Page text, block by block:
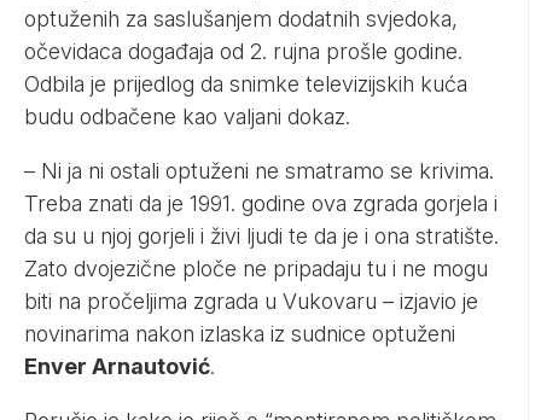
optuženih za saslušanjem dodatnih svjedoka,
očevidaca događaja od 2. rujna prošle godine.
Odbila je prijedlog da snimke televizijskih kuća
budu odbačene kao valjani dokaz.
– Ni ja ni ostali optuženi ne smatramo se krivima.
Treba znati da je 1991. godine ova zgrada gorjela i
da su u njoj gorjeli i živi ljudi te da je i ona stratište.
Zato dvojezične ploče ne pripadaju tu i ne mogu
biti na pročeljima zgrada u Vukovaru – izjavio je
novinarima nakon izlaska iz sudnice optuženi
Enver Arnautović.